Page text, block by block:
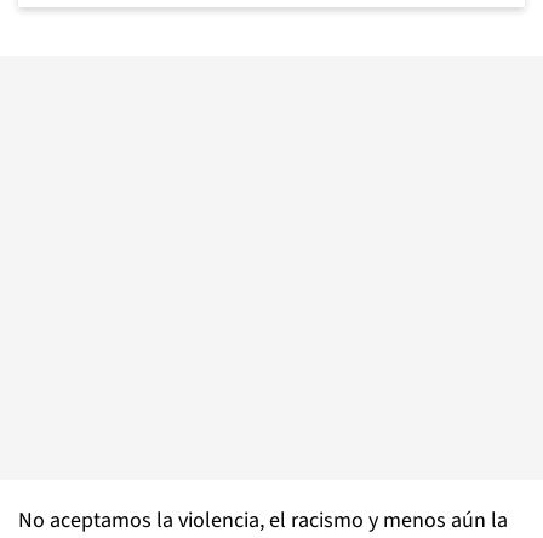
No aceptamos la violencia, el racismo y menos aún la